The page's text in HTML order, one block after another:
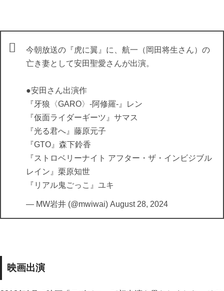
今朝放送の『虎に翼』に、航一（岡田将生さん）の
亡き妻として安田聖愛さんが出演。
●安田さん出演作
『牙狼〈GARO〉-阿修羅-』レン
『仮面ライダーギーツ』サマス
『光る君へ』藤原元子
『GTO』森下鈴香
『ストロベリーナイト アフター・ザ・インビジブル
レイン』栗原知世
『リアル鬼ごっこ』ユキ
— MW岩井 (@mwiwai) August 28, 2024
映画出演